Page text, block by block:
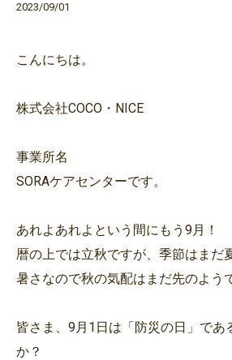
2023/09/01
こんにちは。
株式会社COCO・NICE
事業所名
SORAケアセンターです。
あれよあれよという間にもう9月！
暦の上では立秋ですが、季節はまだ
暑さなので秋の気配はまだ先のよう
皆さま、9月1日は「防災の日」であ
か？